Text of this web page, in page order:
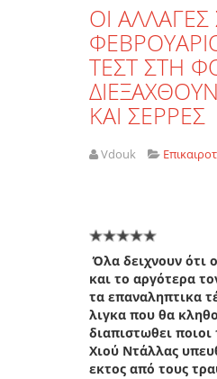
ΟΙ
ΤΕΣΤ ΣΤΗ
ΚΑΙ ΣΕΡΡΕΣ
Vdouk
Όλα δειχνουν ότι
και το αργότερα
τα επαναληπτικα
λιγκα που θα
διαπιστωθει
Χιού Ντάλλας
εκτος από τους